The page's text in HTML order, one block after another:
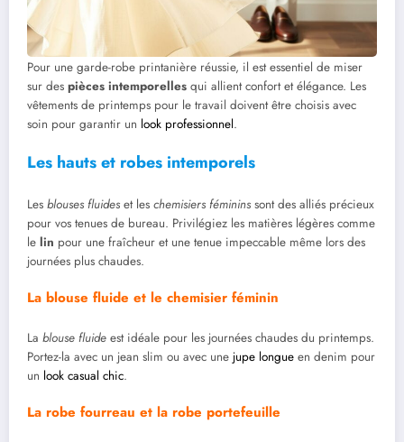
Pour une garde-robe printanière réussie, il est essentiel de miser
sur des pièces intemporelles qui allient confort et élégance. Les
vêtements de printemps pour le travail doivent être choisis avec
soin pour garantir un look professionnel.
Les hauts et robes intemporels
Les blouses fluides et les chemisiers féminins sont des alliés précieux
pour vos tenues de bureau. Privilégiez les matières légères comme
le lin pour une fraîcheur et une tenue impeccable même lors des
journées plus chaudes.
La blouse fluide et le chemisier féminin
La blouse fluide est idéale pour les journées chaudes du printemps.
Portez-la avec un jean slim ou avec une jupe longue en denim pour
un look casual chic.
La robe fourreau et la robe portefeuille